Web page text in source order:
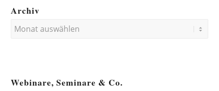
Archiv
Webinare, Seminare & Co.